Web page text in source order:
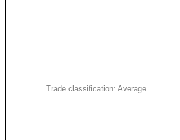
Trade classification: Average